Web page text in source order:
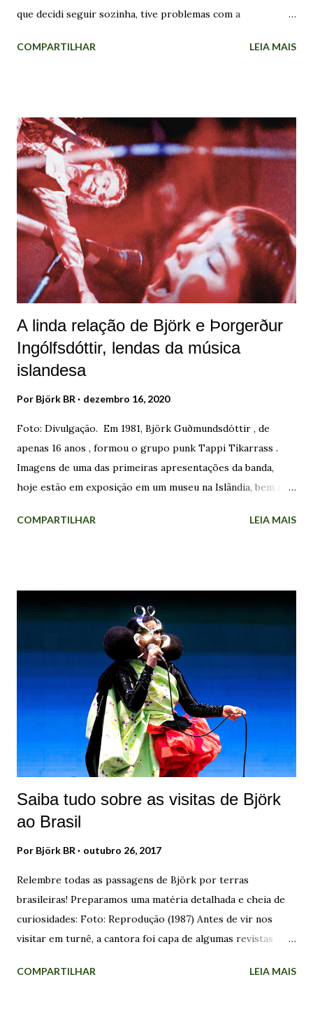
que decidi seguir sozinha, tive problemas com a
Islândia, que queria lançar sua própria música para o resto
entrevista ao podcast Sonic Symbolism: "Eu só poderia
fazer isso com algum tipo de senso de humor,
transformando-o em algo como uma história de mitologia.
O álbum tem melodias e coisas que eu escrevi durante anos,
então trouxe muitas memórias desse período. Eu
funcionava muito pelo impulso e instinto". Foto: Jean-
Baptiste Mondino. Para Björk, as palavras que descrevem
"Debut" são: Tímido, iniciante, o mensageiro, humildade,
prata, mohair (ou ango...
COMPARTILHAR LEIA MAIS
A linda relação de Björk e Þorgerður
Ingólfsdóttir, lendas da música
islandesa
Por Björk BR dezembro 16, 2020
Foto: Divulgação. Em 1981, Björk Guðmundsdóttir , de
apenas 16 anos , formou o grupo punk Tappi Tíkarrass .
Imagens de uma das primeiras apresentações da banda,
hoje estão em exposição em um museu na Islândia, bem no
microfone vestida como uma boneca de porcelana. As
Laugardalshöll, abrindo espaço para uma subcultura com a
qual dezenas de jovens encontraram sua identidade.
Enquanto o Tappi Tíkarrass atuava na cena underground ,
Björk começou a cantar com um outro grupo de jovens. O
coral Hamrahlíð foi fundado em 1982 por Þorgerður
Ingólfsdóttir , que continua sendo sua maestrina até hoje.
Com muita dedicação, ela formou milhares de musicistas na
região, conquistando o respeito e a admiração de seus
conterrâneos, bem como de outras pessoas em várias
partes d...
COMPARTILHAR LEIA MAIS
Saiba tudo sobre as visitas de Björk
ao Brasil
Por Björk BR outubro 26, 2017
Relembre todas as passagens de Björk por terras
brasileiras! Preparamos uma matéria detalhada e cheia de
curiosidades: Foto: Reprodução (1987) Antes de vir nos
visitar em turnê, a cantora foi capa de algumas revistas
de Dezembro de 1989 . A divulgação do trabalho dela por
COMPARTILHAR LEIA MAIS